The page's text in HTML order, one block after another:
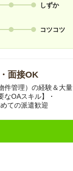
しずか
コツコツ
面接OK
管理）の経験＆大量
OAスキル】・
ての派遣歓迎